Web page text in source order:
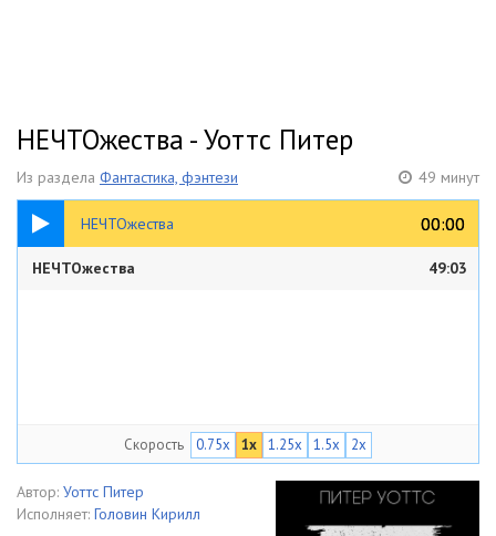
НЕЧТОжества - Уоттс Питер
Из раздела Фантастика, фэнтези 49 минут
НЕЧТОжества 00:00
00:00
49:03
НЕЧТОжества 49:03
Скорость 0.75x 1x 1.25x 1.5x 2x
Автор: Уоттс Питер
Исполняет: Головин Кирилл